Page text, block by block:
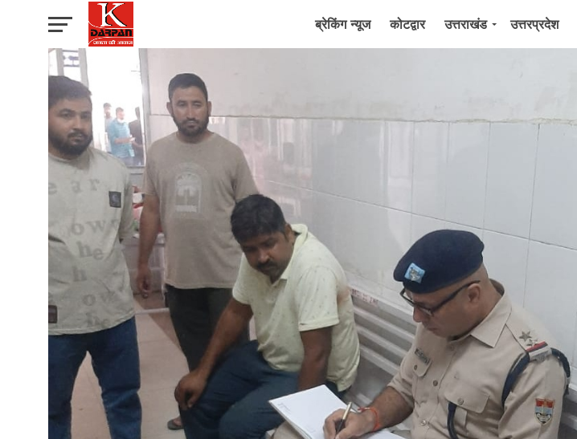
ब्रेकिंग न्यूज कोटद्वार उत्तराखंड उत्तरप्रदेश